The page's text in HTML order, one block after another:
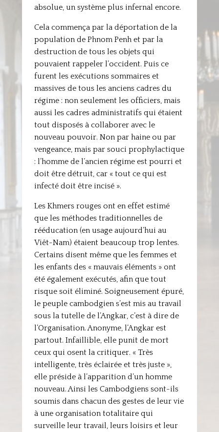
absolue, un système plus infernal encore.
Cela commença par la déportation de la
population de Phnom Penh et par la
destruction de tous les objets qui
pouvaient rappeler l’occident. Puis ce
furent les exécutions sommaires et
massives de tous les anciens cadres du
régime : non seulement les officiers, mais
aussi les cadres administratifs qui étaient
tout disposés à collaborer avec le
nouveau pouvoir. Non par haine ou par
vengeance, mais par souci prophylactique
: l’homme de l’ancien régime est pourri et
doit être détruit, car « tout ce qui est
infecté doit être incisé ».
Les Khmers rouges ont en effet estimé
que les méthodes traditionnelles de
rééducation (en usage aujourd’hui au
Viêt-Nam) étaient beaucoup trop lentes.
Certains disent même que les femmes et
les enfants des « mauvais éléments » ont
été également exécutés, afin que tout
risque soit éliminé. Soigneusement épuré,
le peuple cambodgien s’est mis au travail
sous la tutelle de l’Angkar, c’est à dire de
l’Organisation. Anonyme, l’Angkar est
partout. Infaillible, elle punit de mort
ceux qui osent la critiquer. « Très
intelligente, très éclairée et très juste »,
elle préside à l’apparition d’un homme
nouveau. Ainsi les Cambodgiens sont-ils
soumis dans chacun des gestes de leur vie
à une organisation totalitaire qui
surveille leur travail, leurs loisirs et leur